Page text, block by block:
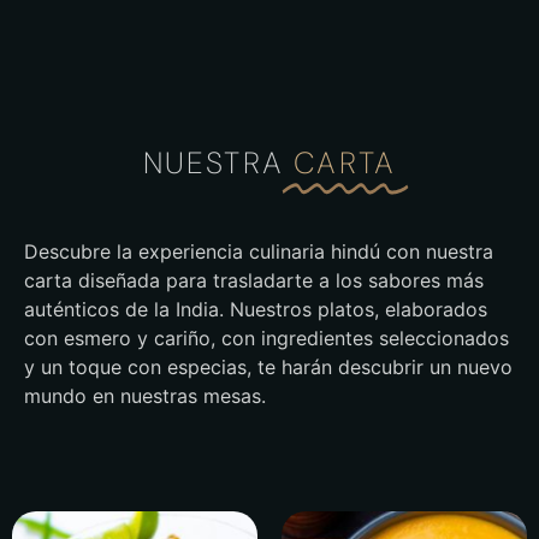
NUESTRA CARTA
Descubre la experiencia culinaria hindú con nuestra
carta diseñada para trasladarte a los sabores más
auténticos de la India. Nuestros platos, elaborados
con esmero y cariño, con ingredientes seleccionados
y un toque con especias, te harán descubrir un nuevo
mundo en nuestras mesas.